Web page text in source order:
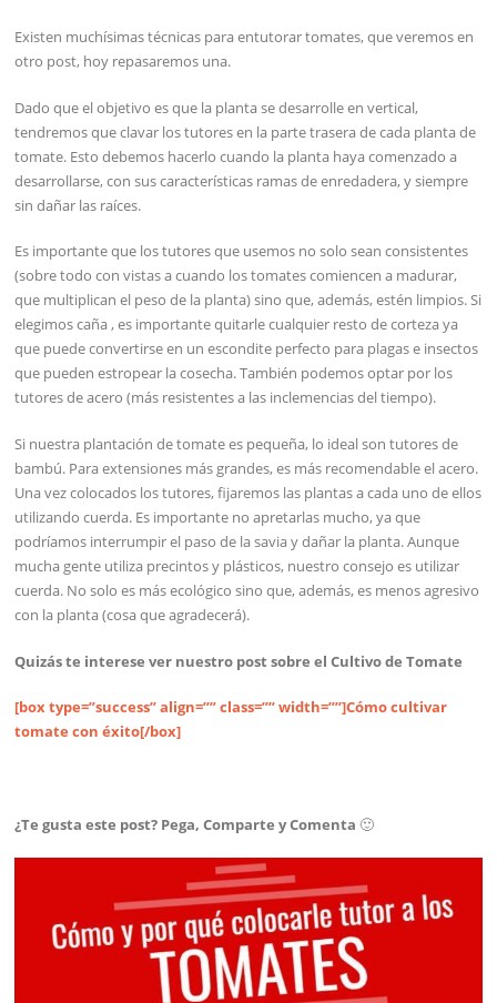
Existen muchísimas técnicas para entutorar tomates, que veremos en
otro post, hoy repasaremos una.
Dado que el objetivo es que la planta se desarrolle en vertical,
tendremos que clavar los tutores en la parte trasera de cada planta de
tomate. Esto debemos hacerlo cuando la planta haya comenzado a
desarrollarse, con sus características ramas de enredadera, y siempre
sin dañar las raíces.
Es importante que los tutores que usemos no solo sean consistentes
(sobre todo con vistas a cuando los tomates comiencen a madurar,
que multiplican el peso de la planta) sino que, además, estén limpios. Si
elegimos caña , es importante quitarle cualquier resto de corteza ya
que puede convertirse en un escondite perfecto para plagas e insectos
que pueden estropear la cosecha. También podemos optar por los
tutores de acero (más resistentes a las inclemencias del tiempo).
Si nuestra plantación de tomate es pequeña, lo ideal son tutores de
bambú. Para extensiones más grandes, es más recomendable el acero.
Una vez colocados los tutores, fijaremos las plantas a cada uno de ellos
utilizando cuerda. Es importante no apretarlas mucho, ya que
podríamos interrumpir el paso de la savia y dañar la planta. Aunque
mucha gente utiliza precintos y plásticos, nuestro consejo es utilizar
cuerda. No solo es más ecológico sino que, además, es menos agresivo
con la planta (cosa que agradecerá).
Quizás te interese ver nuestro post sobre el Cultivo de Tomate
[box type=”success” align=”” class=”” width=””]Cómo cultivar
tomate con éxito[/box]
¿Te gusta este post? Pega, Comparte y Comenta 🙂